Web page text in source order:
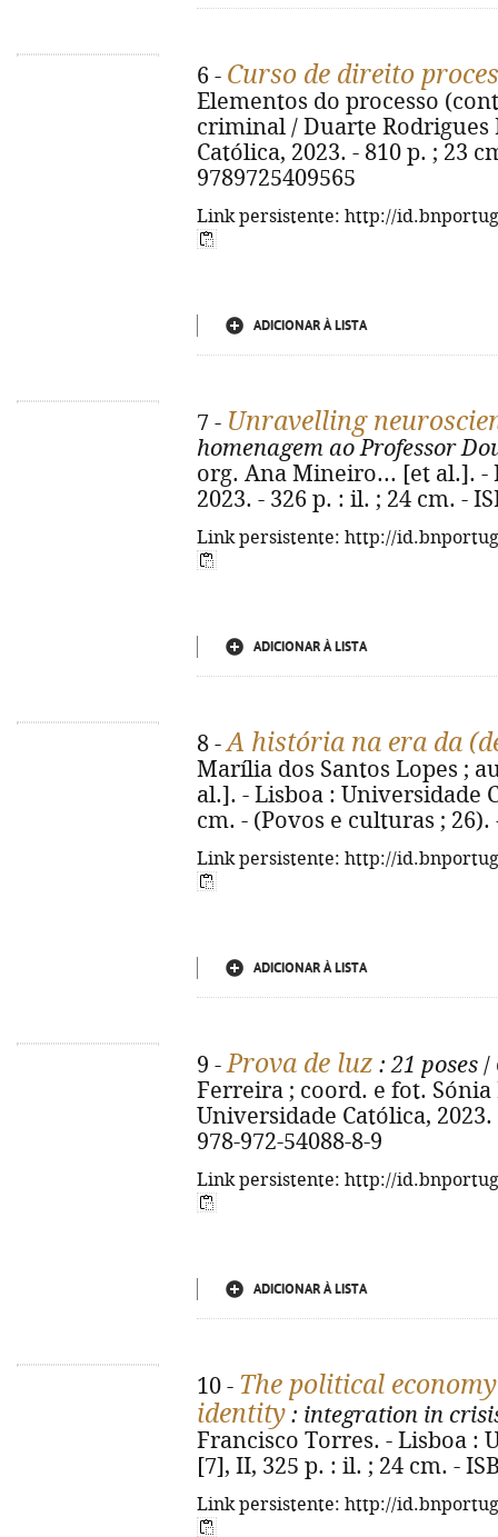
6 - Curso de direito
Elementos do processo
criminal / Duarte Rodrigues
Católica, 2023. - 810 p. ; 23
9789725409565
Link persistente: http://
ADICIONAR À LISTA
7 - Unravelling
homenagem ao Professor
org. Ana Mineiro... [et al.]. -
2023. - 326 p. : il. ; 24 cm. -
Link persistente: http://
ADICIONAR À LISTA
8 -A história na era da
Marília dos Santos Lopes ;
al.]. - Lisboa : Universidade
cm. - (Povos e culturas ; 26).
Link persistente: http://
ADICIONAR À LISTA
9 -Prova de luz : 21 poses /
Ferreira ; coord. e fot. Sónia
Universidade Católica,
978-972-54088-8-9
Link persistente: http://
ADICIONAR À LISTA
10 - The political
identity : integration in
Francisco Torres. - Lisboa :
[7], II, 325 p. : il. ; 24 cm. -
Link persistente: http://